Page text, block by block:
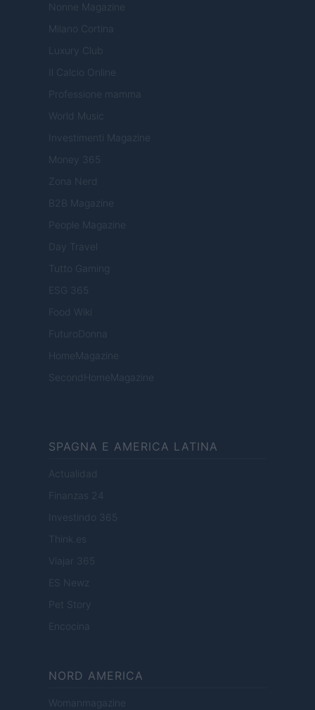
Nonne Magazine
Milano Cortina
Luxury Club
Il Calcio Online
Professione mamma
World Music
Investimenti Magazine
Money 365
Zona Nerd
B2B Magazine
People Magazine
Day Travel
Tutto Gaming
ESG 365
Food Wiki
FuturoDonna
HomeMagazine
SecondHomeMagazine
SPAGNA E AMERICA LATINA
Actualidad
Finanzas 24
Investindo 365
Think.es
Viajar 365
ES Newz
Pet Story
Encocina
NORD AMERICA
Womanmagazine